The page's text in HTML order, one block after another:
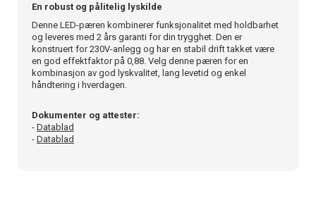
En robust og pålitelig lyskilde
Denne LED-pæren kombinerer funksjonalitet med holdbarhet
og leveres med 2 års garanti for din trygghet. Den er
konstruert for 230V-anlegg og har en stabil drift takket være
en god effektfaktor på 0,88. Velg denne pæren for en
kombinasjon av god lyskvalitet, lang levetid og enkel
håndtering i hverdagen.
Dokumenter og attester:
- Datablad
- Datablad